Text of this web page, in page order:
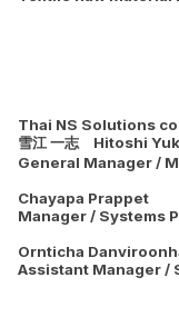
Thai NS Solutions
雪江 一志 Hitoshi
General Manager /
Chayapa Prappet
Manager / Systems
Ornticha
Assistant Manager /